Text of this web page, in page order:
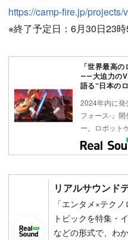
https://camp-fire.jp/
※終了予定日：6月30日23
「世界最高
――大迫力の
語る“日本の
2024年内に発
フォース-』
ー。ロボット
リアルサウンド
「エンタメ×テク
トピックを特集・
などの形式で、わ